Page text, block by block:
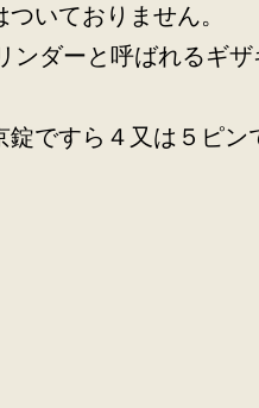
いておりません。
ンダーと呼ばれるギザ
ですら４又は５ピン